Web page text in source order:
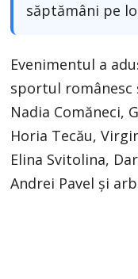
săptămâni pe
Evenimentul a
sportul românesc
Nadia Comăneci,
Horia Tecău,
Elina Svitolina,
Andrei Pavel și